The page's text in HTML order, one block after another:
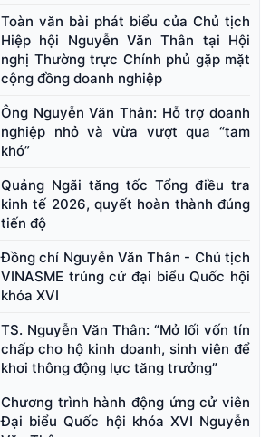
Toàn văn bài phát biểu của Chủ tịch
Hiệp hội Nguyễn Văn Thân tại Hội
nghị Thường trực Chính phủ gặp mặt
cộng đồng doanh nghiệp
Ông Nguyễn Văn Thân: Hỗ trợ doanh
nghiệp nhỏ và vừa vượt qua “tam
khó”
Quảng Ngãi tăng tốc Tổng điều tra
kinh tế 2026, quyết hoàn thành đúng
tiến độ
Đồng chí Nguyễn Văn Thân - Chủ tịch
VINASME trúng cử đại biểu Quốc hội
khóa XVI
TS. Nguyễn Văn Thân: “Mở lối vốn tín
chấp cho hộ kinh doanh, sinh viên để
khơi thông động lực tăng trưởng”
Chương trình hành động ứng cử viên
Đại biểu Quốc hội khóa XVI Nguyễn